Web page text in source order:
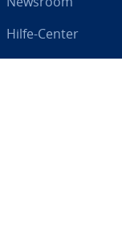
Hilfe-Center